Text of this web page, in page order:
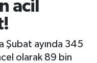
acil
Şubat ayında 345
olarak 89 bin